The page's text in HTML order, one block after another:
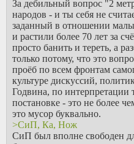
За дебильный вопрос "2
народов - и ты себя не
заданный в отношении
и растили более 70 лет за
просто банить и тереть, а
только потому, что это
проёб по всем фронтам
культуре дискуссий,
Годвина, по интерпретации
постановке - это не более
это мусор буквально.
>СиП, Ка, Нож
СиП был вполне свободен